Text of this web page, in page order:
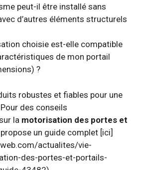
peut-il être installé sans
d’autres éléments structurels
choisie est-elle compatible
de mon portail
?
robustes et fiables pour une
des conseils
la motorisation des portes et
un guide complet [ici]
actualites/vie-
des-portes-et-portails-